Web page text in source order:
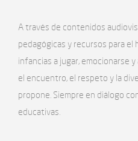
A través de contenidos
pedagógicas y recursos para el
infancias a jugar, emocionarse
el encuentro, el respeto y la
propone. Siempre en diálogo
educativas.